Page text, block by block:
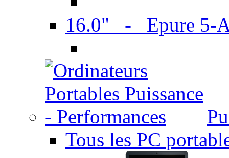
16.0" - Epure 5-
Tous les PC